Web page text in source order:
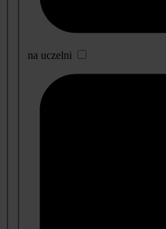
na uczelni